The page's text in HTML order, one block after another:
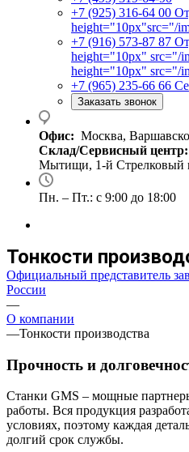
+7 (925) 316-64 00
height="10px"src="/
+7 (916) 573-87 87
height="10px" src="/
height="10px" src="/
+7 (965) 235-66 66
Заказать звонок
Офис: Москва,
Склад/Сервисный центр:
Мытищи, 1-й Стрелковый
Пн. – Пт.: с 9:00 до 18:00
Тонкости
Официальный представитель
России
—
О компании
—Тонкости производства
Прочность и
Станки GMS – мощные
работы. Вся продукция
условиях, поэтому каждая
долгий срок службы.